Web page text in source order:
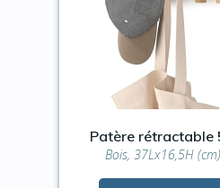
Patère rétractable
Bois, 37Lx16,5H